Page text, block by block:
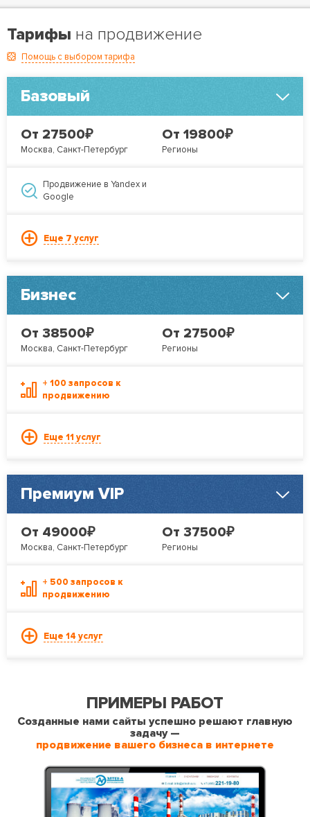
Тарифы на продвижение
Помощь с выбором тарифа
Базовый
От 27500₽
Москва, Санкт-Петербург
От 19800₽
Регионы
Продвижение в Yandex и
Google
Еще 7 услуг
Бизнес
От 38500₽
Москва, Санкт-Петербург
От 27500₽
Регионы
+ 100 запросов к
продвижению
Еще 11 услуг
Премиум VIP
От 49000₽
Москва, Санкт-Петербург
От 37500₽
Регионы
+ 500 запросов к
продвижению
Еще 14 услуг
ПРИМЕРЫ РАБОТ
Созданные нами сайты успешно решают главную
задачу —
продвижение вашего бизнеса в интернете